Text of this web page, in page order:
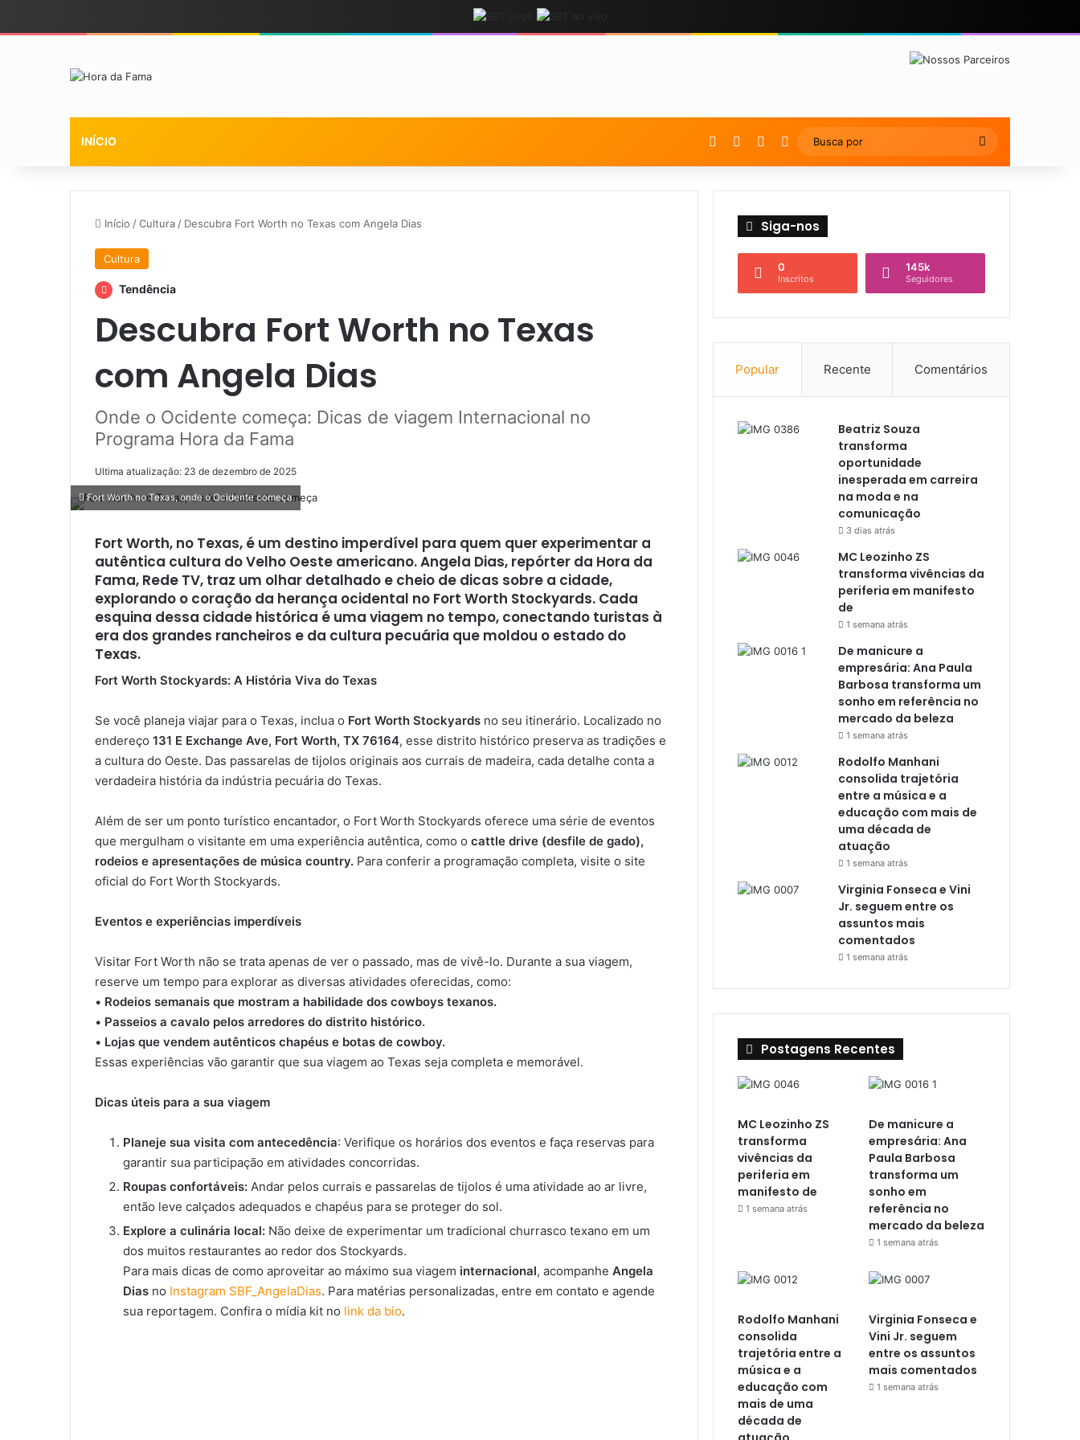
INÍCIO YouTubeInstagramArtigo Aleatório
Switch skin
Busca
por
Início /Cultura / Descubra Fort Worth no Texas com Angela Dias
Cultura
Tendência
Descubra Fort Worth no Texas
com Angela Dias
Onde o Ocidente começa: Dicas de viagem Internacional no
Programa Hora da Fama
Ultima atualização: 23 de dezembro de 2025
Fort Worth no Texas, onde o Ocidente começa
Fort Worth, no Texas, é um destino imperdível para quem quer experimentar a
autêntica cultura do Velho Oeste americano. Angela Dias, repórter da Hora da
Fama, Rede TV, traz um olhar detalhado e cheio de dicas sobre a cidade,
explorando o coração da herança ocidental no Fort Worth Stockyards. Cada
esquina dessa cidade histórica é uma viagem no tempo, conectando turistas à
era dos grandes rancheiros e da cultura pecuária que moldou o estado do
Texas.
Fort Worth Stockyards: A História Viva do Texas
Se você planeja viajar para o Texas, inclua o Fort Worth Stockyards no seu itinerário. Localizado no
endereço 131 E Exchange Ave, Fort Worth, TX 76164, esse distrito histórico preserva as tradições e
a cultura do Oeste. Das passarelas de tijolos originais aos currais de madeira, cada detalhe conta a
verdadeira história da indústria pecuária do Texas.
Além de ser um ponto turístico encantador, o Fort Worth Stockyards oferece uma série de eventos
que mergulham o visitante em uma experiência autêntica, como o cattle drive (desfile de gado),
rodeios e apresentações de música country. Para conferir a programação completa, visite o site
oficial do Fort Worth Stockyards.
Eventos e experiências imperdíveis
Visitar Fort Worth não se trata apenas de ver o passado, mas de vivê-lo. Durante a sua viagem,
reserve um tempo para explorar as diversas atividades oferecidas, como:
• Rodeios semanais que mostram a habilidade dos cowboys texanos.
• Passeios a cavalo pelos arredores do distrito histórico.
• Lojas que vendem autênticos chapéus e botas de cowboy.
Essas experiências vão garantir que sua viagem ao Texas seja completa e memorável.
Dicas úteis para a sua viagem
Planeje sua visita com antecedência: Verifique os horários dos eventos e faça reservas para
garantir sua participação em atividades concorridas.
Roupas confortáveis: Andar pelos currais e passarelas de tijolos é uma atividade ao ar livre,
então leve calçados adequados e chapéus para se proteger do sol.
Explore a culinária local: Não deixe de experimentar um tradicional churrasco texano em um
dos muitos restaurantes ao redor dos Stockyards.
Para mais dicas de como aproveitar ao máximo sua viagem internacional, acompanhe Angela
Dias no Instagram SBF_AngelaDias. Para matérias personalizadas, entre em contato e agende
sua reportagem. Confira o mídia kit no link da bio.
Siga-nos
0
Inscritos
145k
Seguidores
Popular Recente Comentários
Beatriz Souza
transforma
oportunidade
inesperada em carreira
na moda e na
comunicação
3 dias atrás
MC Leozinho ZS
transforma vivências da
periferia em manifesto
de
1 semana atrás
De manicure a
empresária: Ana Paula
Barbosa transforma um
sonho em referência no
mercado da beleza
1 semana atrás
Rodolfo Manhani
consolida trajetória
entre a música e a
educação com mais de
uma década de
atuação
1 semana atrás
Virginia Fonseca e Vini
Jr. seguem entre os
assuntos mais
comentados
1 semana atrás
Postagens Recentes
MC Leozinho ZS
transforma
vivências da
periferia em
manifesto de
1 semana atrás
De manicure a
empresária: Ana
Paula Barbosa
transforma um
sonho em
referência no
mercado da beleza
1 semana atrás
Rodolfo Manhani
consolida
trajetória entre a
música e a
educação com
mais de uma
década de
Virginia Fonseca e
Vini Jr. seguem
entre os assuntos
mais comentados
1 semana atrás